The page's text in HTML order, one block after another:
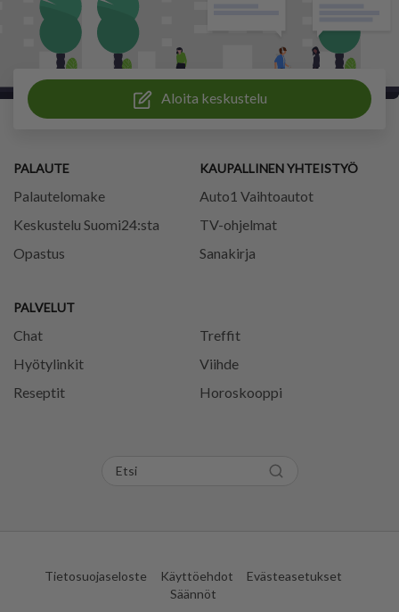
Aloita keskustelu
PALAUTE
Palautelomake
Keskustelu Suomi24:sta
Opastus
PALVELUT
Chat
Treffit
Hyötylinkit
Viihde
Reseptit
Horoskooppi
KAUPALLINEN YHTEISTYÖ
Auto1 Vaihtoautot
TV-ohjelmat
Sanakirja
Tietosuojaseloste Käyttöehdot
Evästeasetukset
Säännöt